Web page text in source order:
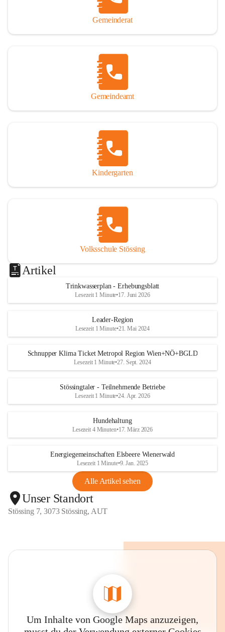
Gemeinderat
Gemeindeamt
Kindergarten
Volksschule Stössing
Artikel
Trinkwasserplan - Erhebungsblatt
Lesezeit 1 Minute•17. Juni 2026
Leader-Region
Lesezeit 1 Minute•21. Mai 2024
Schnupper Klima Ticket Metropol Region Wien+NÖ+BGLD
Lesezeit 1 Minute•27. Sept. 2024
Stössingtaler - Teilnehmende Betriebe
Lesezeit 1 Minute•24. Apr. 2026
Hundehaltung
Lesezeit 4 Minuten•17. März 2026
Energiegemeinschaften Elsbeere Wienerwald
Lesezeit 1 Minute•9. Jan. 2025
Alle Artikel sehen
Unser Standort
Stössing 7, 3073 Stössing, AUT
Um Inhalte von Google Maps anzuzeigen,